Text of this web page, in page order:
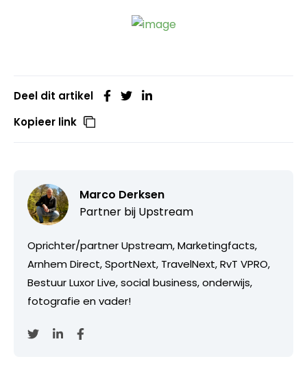
Deel dit artikel
Kopieer link
Marco Derksen
Partner bij Upstream
Oprichter/partner Upstream, Marketingfacts,
Arnhem Direct, SportNext, TravelNext, RvT VPRO,
Bestuur Luxor Live, social business, onderwijs,
fotografie en vader!